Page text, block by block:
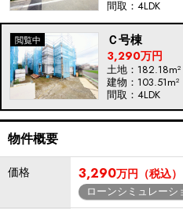
間取：4LDK
Ｃ号棟
3,290万円
土地：182.18m²
建物：103.51m²
間取：4LDK
物件概要
価格 3,290万円（税込）
ローンシミュレーシ